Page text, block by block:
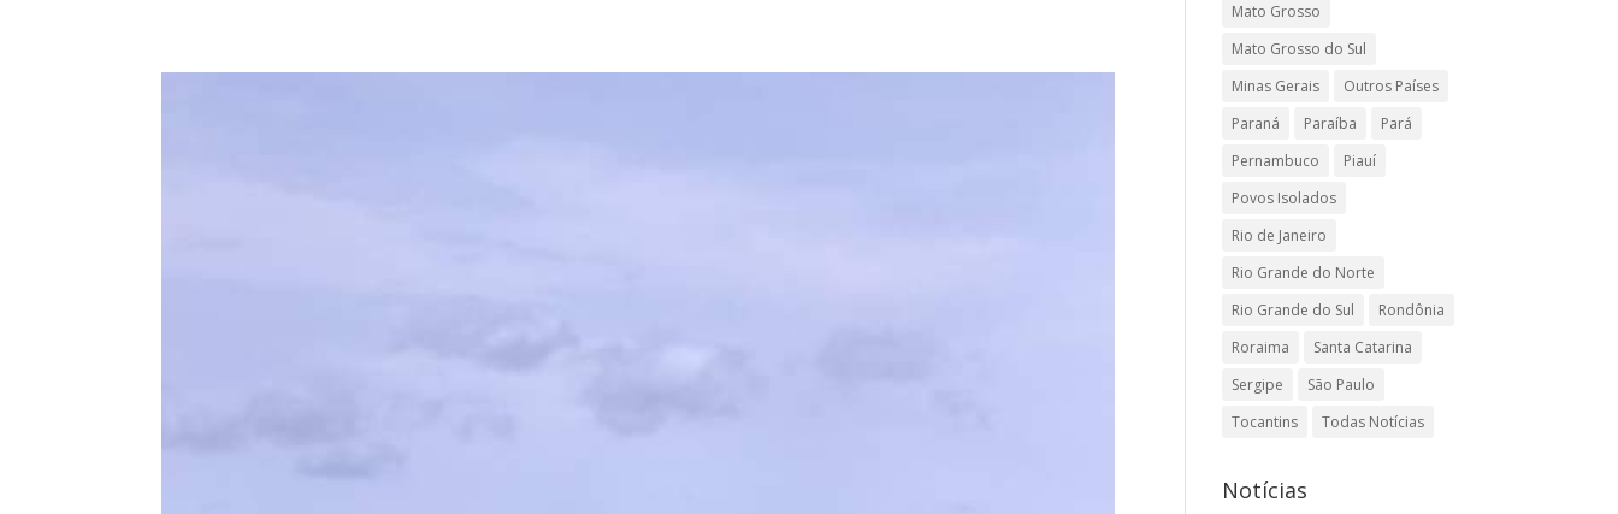
Mato Grosso
Mato Grosso do Sul
Minas Gerais
Outros Países
Paraná
Paraíba
Pará
Pernambuco
Piauí
Povos Isolados
Rio de Janeiro
Rio Grande do Norte
Rio Grande do Sul
Rondônia
Roraima
Santa Catarina
Sergipe
São Paulo
Tocantins
Todas Notícias
Notícias